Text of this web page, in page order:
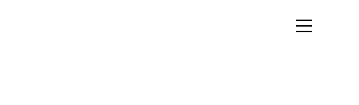
toggle
navigation